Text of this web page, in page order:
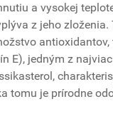
a vysokej
z jeho zloženia.
antioxidantov,
E), jedným z
tomu je prírodne